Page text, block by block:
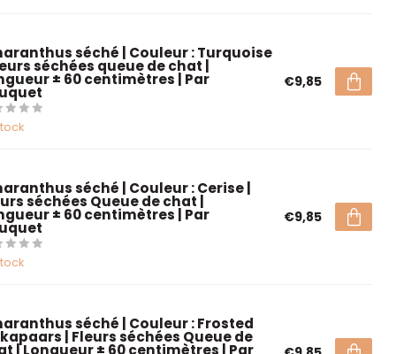
séché | Couleur : Turquoise
séchées queue de chat |
± 60 centimètres | Par €9,85
séché | Couleur : Cerise |
séchées Queue de chat |
± 60 centimètres | Par €9,85
séché | Couleur : Frosted
| Fleurs séchées Queue de
| Longueur ± 60 centimètres | Par